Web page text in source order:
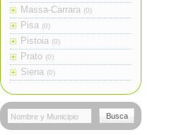
Massa-Carrara (0)
Pisa (0)
Pistoia (0)
Prato (0)
Siena (0)
Busca